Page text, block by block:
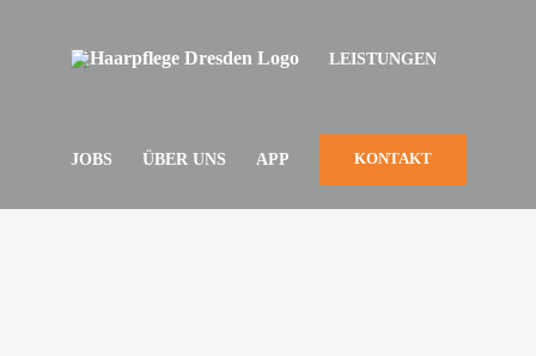
LEISTUNGEN
JOBS ÜBER UNS APP KONTAKT